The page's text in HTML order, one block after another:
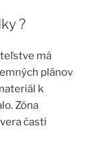
?
má
plánov
k
Zóna
časti